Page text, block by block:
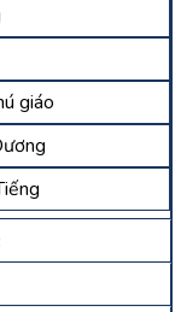
giáo